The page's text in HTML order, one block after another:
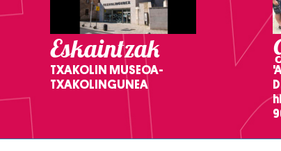
Eskaintzak
TXAKOLIN MUSEOA-
TXAKOLINGUNEA